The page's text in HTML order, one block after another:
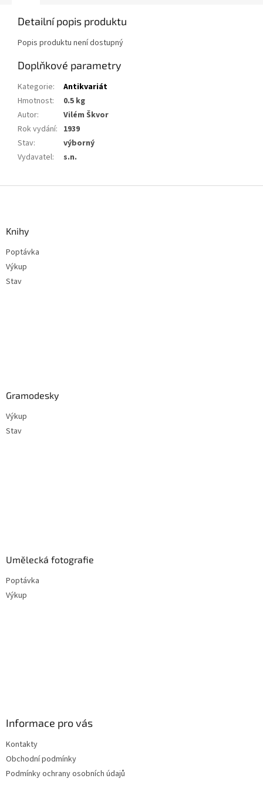
Detailní popis produktu
Popis produktu není dostupný
Doplňkové parametry
Kategorie:
Antikvariát
Hmotnost:
0.5 kg
Autor:
Vilém Škvor
Rok vydání: 1939
Stav:
výborný
Vydavatel: s.n.
Knihy
Poptávka
Výkup
Stav
Gramodesky
Výkup
Stav
Umělecká fotografie
Poptávka
Výkup
Informace pro vás
Kontakty
Obchodní podmínky
Podmínky ochrany osobních údajů